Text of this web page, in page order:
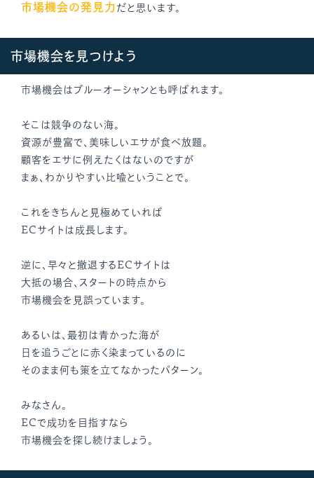
市場機会の発見力 だと思います。
市場機会を見つけよう
市場機会はブルーオーシャンとも呼ばれます。
そこは競争のない海。
資源が豊富で、美味しいエサが食べ放題。
顧客をエサに例えたくはないのですが
まぁ、わかりやすい比喩ということで。
これをきちんと見極めていれば
ECサイトは成長します。
逆に、早々と撤退するECサイトは
大抵の場合、スタートの時点から
市場機会を見誤っています。
あるいは、最初は青かった海が
日を追うごとに赤く染まっているのに
そのまま何も策を立てなかったパターン。
みなさん。
ECで成功を目指すなら
市場機会を探し続けましょう。